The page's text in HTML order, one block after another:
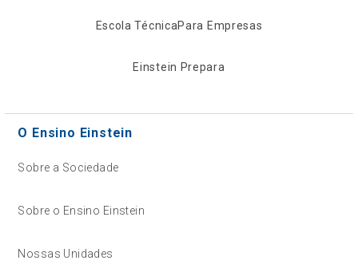
Escola TécnicaPara Empresas
Einstein Prepara
O Ensino Einstein
Sobre a Sociedade
Sobre o Ensino Einstein
Nossas Unidades